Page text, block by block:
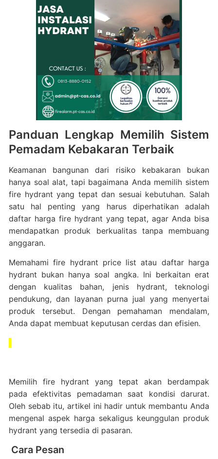
Panduan Lengkap Memilih Sistem
Pemadam Kebakaran Terbaik
Keamanan bangunan dari risiko kebakaran bukan
hanya soal alat, tapi bagaimana Anda memilih sistem
fire hydrant yang tepat dan sesuai kebutuhan. Salah
satu hal penting yang harus diperhatikan adalah
daftar harga fire hydrant yang tepat, agar Anda bisa
mendapatkan produk berkualitas tanpa membuang
anggaran.
Memahami fire hydrant price list atau daftar harga
hydrant bukan hanya soal angka. Ini berkaitan erat
dengan kualitas bahan, jenis hydrant, teknologi
pendukung, dan layanan purna jual yang menyertai
produk tersebut. Dengan pemahaman mendalam,
Anda dapat membuat keputusan cerdas dan efisien.
Memilih fire hydrant yang tepat akan berdampak
pada efektivitas pemadaman saat kondisi darurat.
Oleh sebab itu, artikel ini hadir untuk membantu Anda
mengenal aspek harga sekaligus keunggulan produk
hydrant yang tersedia di pasaran.
Cara Pesan